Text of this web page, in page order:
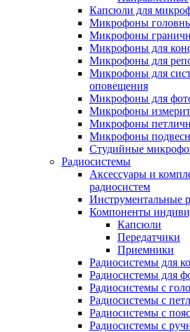
Капсюли для
Микрофоны
Микрофоны
Микрофоны для
Микрофоны для
Микрофоны для
оповещения
Микрофоны для
Микрофоны
Микрофоны
Микрофоны
Студийные
Радиосистемы
Аксессуары и
радиосистем
Инструментальные
Компоненты
Капсюли
Передатчики
Приемники
Радиосистемы для
Радиосистемы для
Радиосистемы с
Радиосистемы с
Радиосистемы с
Радиосистемы с